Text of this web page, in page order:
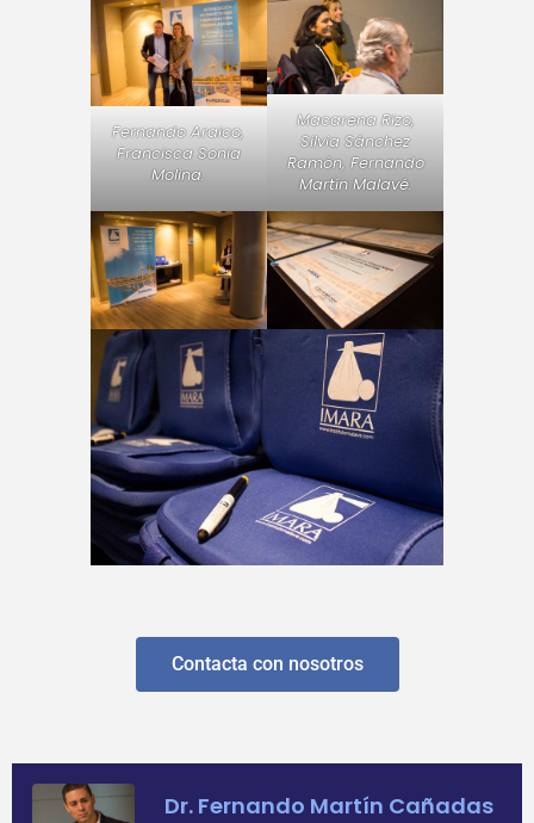
Fernando Araico,
Francisca Sonia
Molina.
Macarena Rizo,
Silvia Sánchez
Ramón, Fernando
Martín Malavé.
Contacta con nosotros
Dr. Fernando Martín Cañadas